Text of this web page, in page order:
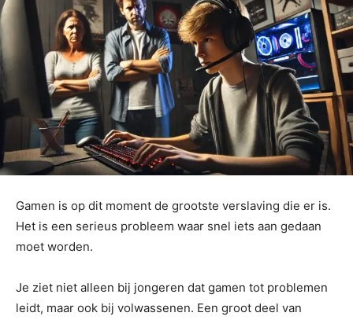
Gamen is op dit moment de grootste verslaving die er is.
Het is een serieus probleem waar snel iets aan gedaan
moet worden.
Je ziet niet alleen bij jongeren dat gamen tot problemen
leidt, maar ook bij volwassenen. Een groot deel van